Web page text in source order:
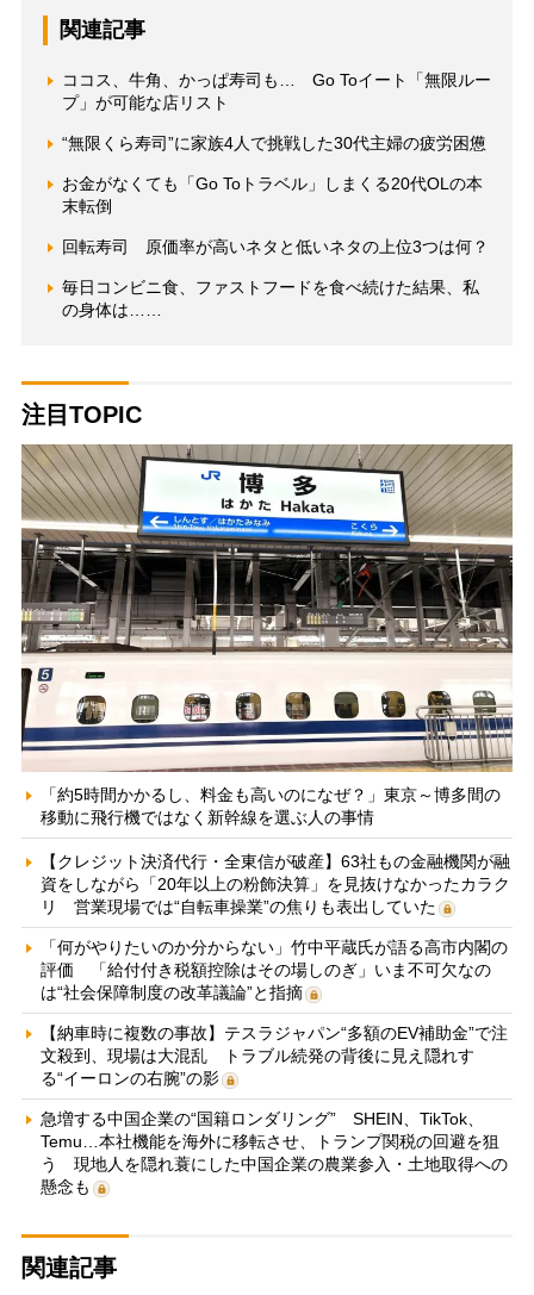
関連記事
ココス、牛角、かっぱ寿司も… Go Toイート「無限ルー
プ」が可能な店リスト
“無限くら寿司”に家族4人で挑戦した30代主婦の疲労困憊
お金がなくても「Go Toトラベル」しまくる20代OLの本
末転倒
回転寿司 原価率が高いネタと低いネタの上位3つは何？
毎日コンビニ食、ファストフードを食べ続けた結果、私
の身体は……
注目TOPIC
「約5時間かかるし、料金も高いのになぜ？」東京～博多間の
移動に飛行機ではなく新幹線を選ぶ人の事情
【クレジット決済代行・全東信が破産】63社もの金融機関が融
資をしながら「20年以上の粉飾決算」を見抜けなかったカラク
リ 営業現場では“自転車操業”の焦りも表出していた
「何がやりたいのか分からない」竹中平蔵氏が語る高市内閣の
評価 「給付付き税額控除はその場しのぎ」いま不可欠なの
は“社会保障制度の改革議論”と指摘
【納車時に複数の事故】テスラジャパン“多額のEV補助金”で注
文殺到、現場は大混乱 トラブル続発の背後に見え隠れす
る“イーロンの右腕”の影
急増する中国企業の“国籍ロンダリング” SHEIN、TikTok、
Temu…本社機能を海外に移転させ、トランプ関税の回避を狙
う 現地人を隠れ蓑にした中国企業の農業参入・土地取得への
懸念も
関連記事